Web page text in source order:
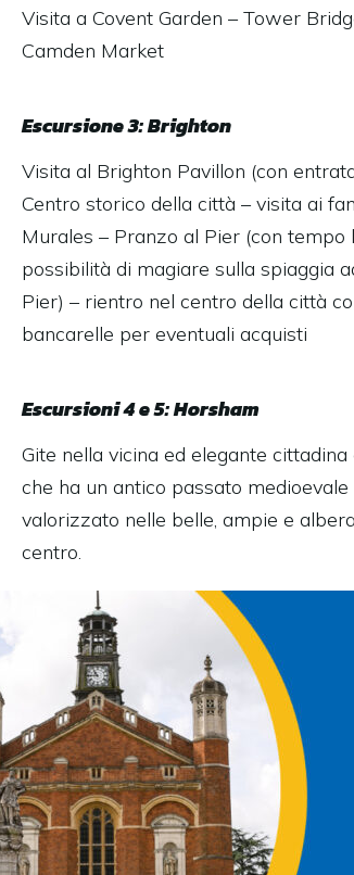
Visita a Covent Garden – Tower
Camden Market
Escursione 3: Brighton
Visita al Brighton Pavillon (con
Centro storico della città – visita ai
Murales – Pranzo al Pier (con tempo
possibilità di magiare sulla spiaggia
Pier) – rientro nel centro della città
bancarelle per eventuali acquisti
Escursioni 4 e 5: Horsham
Gite nella vicina ed elegante
che ha un antico passato medioevale
valorizzato nelle belle, ampie e
centro.